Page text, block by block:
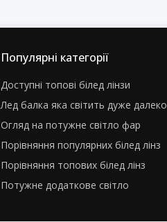
Популярні категорії
Доступні топові білед лінзи
Лед балка яка світить дуже далеко
Огляд на потужне світло фар
Порівняння популярних білед лінз
Порівняння топових білед лінз
Потужне додаткове світло